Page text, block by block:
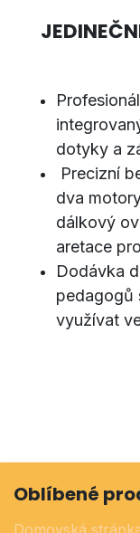
dotyky a
Precizní
dva
dálkový
aretace
Dodávka
pedagogů
využívat
Oblíbené